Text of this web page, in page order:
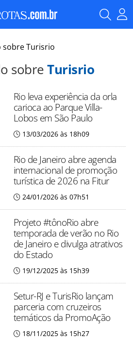
sobre Turisrio
sobreTurisrio
Rio leva experiência da orla
carioca ao Parque Villa-
Lobos em São Paulo
13/03/2026 às 18h09
Rio de Janeiro abre agenda
internacional de promoção
turística de 2026 na Fitur
24/01/2026 às 07h51
Projeto #tônoRio abre
temporada de verão no Rio
de Janeiro e divulga atrativos
do Estado
19/12/2025 às 15h39
Setur-RJ e TurisRio lançam
parceria com cruzeiros
temáticos da PromoAção
18/11/2025 às 15h27